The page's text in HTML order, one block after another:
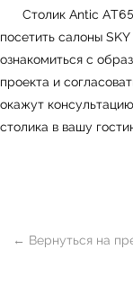
Столик Antic
посетить салоны
ознакомиться с
проекта и
окажут
столика в вашу